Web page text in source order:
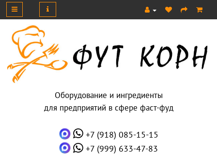
Оборудование и ингредиенты
для предприятий в сфере фаст-фуд
+7 (918) 085-15-15
+7 (999) 633-47-83